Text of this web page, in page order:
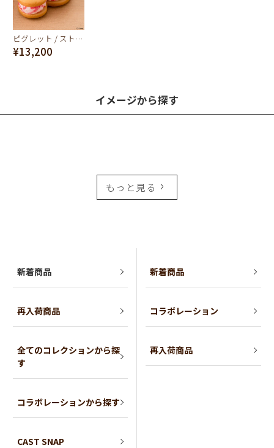
ピグレット / ストロベリー クッキーサンドアイス ネックレス【ディズニー アクセサリー】
¥13,200
イメージから探す
もっと見る
新着商品
再入荷商品
全てのコレクションから探
す
コラボレーションから探す
CAST SNAP
新着商品
コラボレーション
再入荷商品